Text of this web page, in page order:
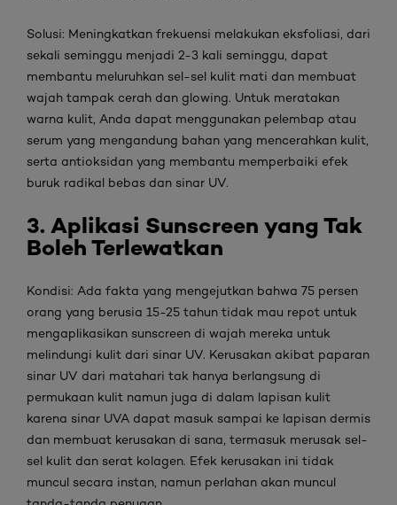
Solusi: Meningkatkan frekuensi melakukan eksfoliasi, dari
sekali seminggu menjadi 2-3 kali seminggu, dapat
membantu meluruhkan sel-sel kulit mati dan membuat
wajah tampak cerah dan glowing. Untuk meratakan
warna kulit, Anda dapat menggunakan pelembap atau
serum yang mengandung bahan yang mencerahkan kulit,
serta antioksidan yang membantu memperbaiki efek
buruk radikal bebas dan sinar UV.
3. Aplikasi Sunscreen yang Tak
Boleh Terlewatkan
Kondisi: Ada fakta yang mengejutkan bahwa 75 persen
orang yang berusia 15-25 tahun tidak mau repot untuk
mengaplikasikan sunscreen di wajah mereka untuk
melindungi kulit dari sinar UV. Kerusakan akibat paparan
sinar UV dari matahari tak hanya berlangsung di
permukaan kulit namun juga di dalam lapisan kulit
karena sinar UVA dapat masuk sampai ke lapisan dermis
dan membuat kerusakan di sana, termasuk merusak sel-
sel kulit dan serat kolagen. Efek kerusakan ini tidak
muncul secara instan, namun perlahan akan muncul